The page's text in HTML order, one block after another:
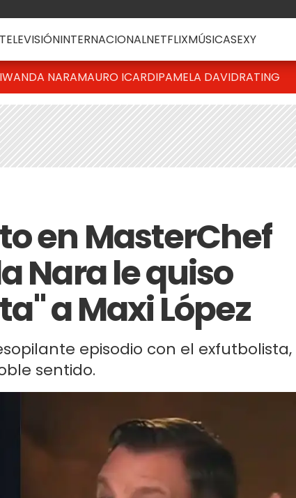
TELEVISIÓNINTERNACIONALNETFLIXMÚSICASEXY
WANDA NARAMAURO ICARDIPAMELA DAVIDRATING
en MasterChef
Nara le quiso
a Maxi López
episodio con el exfutbolista,
sentido.